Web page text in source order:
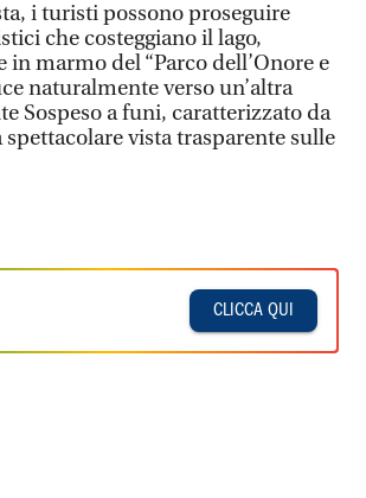
i turisti possono proseguire
che costeggiano il lago,
marmo del “Parco dell’Onore e
naturalmente verso un’altra
Sospeso a funi, caratterizzato da
vista trasparente sulle
CLICCA QUI